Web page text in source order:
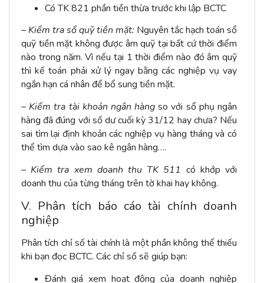
Có TK 821 phần tiền thừa trước khi lập BCTC
– Kiểm tra sổ quỹ tiền mặt: Nguyên tắc hạch toán sổ
quỹ tiền mặt không được âm quỹ tại bất cứ thời điểm
nào trong năm. Vì nếu tại 1 thời điểm nào đó âm quỹ
thì kế toán phải xử lý ngay bằng các nghiệp vụ vay
ngắn hạn cá nhân để bổ sung tiền mặt.
– Kiểm tra tài khoản ngân hàng so với sổ phụ ngân
hàng đã đúng với số dư cuối kỳ 31/12 hay chưa? Nếu
sai tìm lại định khoản các nghiệp vụ hàng tháng và có
thể tìm dựa vào sao kê ngân hàng….
– Kiểm tra xem doanh thu TK 511 có khớp với
doanh thu của từng tháng trên tờ khai hay không.
V. Phân tích báo cáo tài chính doanh
nghiệp
Phân tích chỉ số tài chính là một phần không thể thiếu
khi bạn đọc BCTC. Các chỉ số sẽ giúp bạn:
Đánh giá xem hoạt động của doanh nghiệp